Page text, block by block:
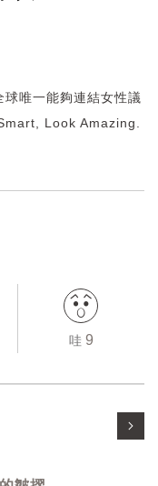
唯一能夠連結女性議
Look Amazing.
哇 9